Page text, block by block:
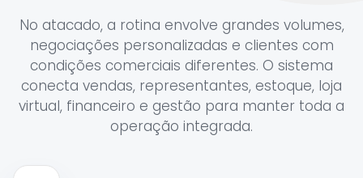
No atacado, a rotina envolve grandes volumes,
negociações personalizadas e clientes com
condições comerciais diferentes. O sistema
conecta vendas, representantes, estoque, loja
virtual, financeiro e gestão para manter toda a
operação integrada.